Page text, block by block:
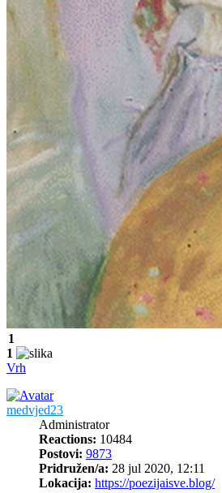
1
1
Vrh
medvjed23
Administrator
Reactions: 10484
Postovi: 9873
Pridružen/a: 28 jul 2020, 12:11
Lokacija: https://poezijaisve.blog/